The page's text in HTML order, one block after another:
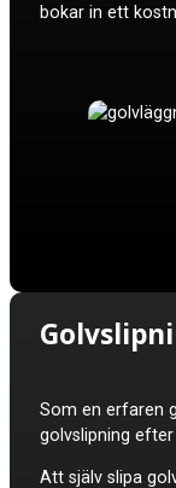
bokar in ett
Som en erfaren
golvslipning efter
Att själv slipa